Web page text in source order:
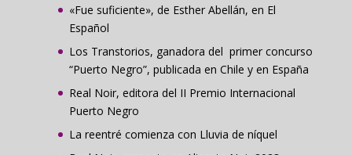
«Fue suficiente», de Esther Abellán, en El
Español
Los Transtorios, ganadora del primer concurso
“Puerto Negro”, publicada en Chile y en España
Real Noir, editora del II Premio Internacional
Puerto Negro
La reentré comienza con Lluvia de níquel